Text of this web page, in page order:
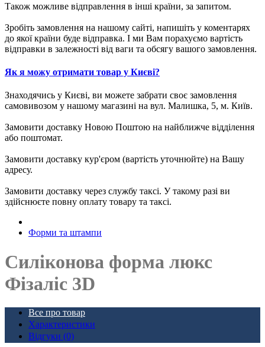
Також можливе відправлення в інші країни, за запитом.
Зробіть замовлення на нашому сайті, напишіть у коментарях
до якої країни буде відправка. І ми Вам порахуємо вартість
відправки в залежності від ваги та обсягу вашого замовлення.
Як я можу отримати товар у Києві?
Знаходячись у Києві, ви можете забрати своє замовлення
самовивозом у нашому магазині на вул. Малишка, 5, м. Київ.
Замовити доставку Новою Поштою на найближче відділення
або поштомат.
Замовити доставку кур'єром (вартість уточнюйте) на Вашу
адресу.
Замовити доставку через службу таксі. У такому разі ви
здійснюєте повну оплату товару та таксі.
Форми та штампи
Силіконова форма люкс
Фізаліс 3D
Все про товар
Характеристики
Відгуки (0)